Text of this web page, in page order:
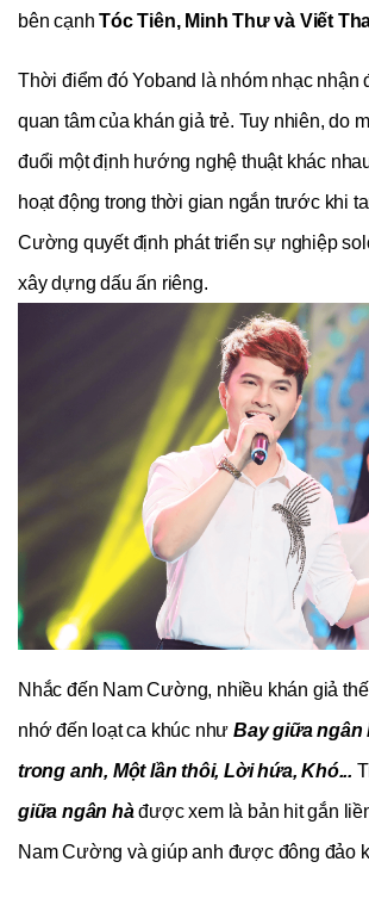
bên cạnh Tóc Tiên, Minh Thư và Viết
Thời điểm đó Yoband là nhóm nhạc
quan tâm của khán giả trẻ. Tuy nhiên, do
đuổi một định hướng nghệ thuật khác
hoạt động trong thời gian ngắn trước khi
Cường quyết định phát triển sự nghiệp
Nhắc đến Nam Cường, nhiều khán giả
nhớ đến loạt ca khúc như Bay giữa ngân
trong anh, Một lần thôi, Lời hứa, Khó...
giữa ngân hà được xem là bản hit gắn
Nam Cường và giúp anh được đông đảo